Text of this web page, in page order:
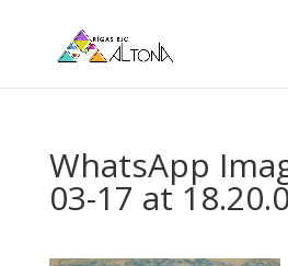
WhatsApp
03-17 at